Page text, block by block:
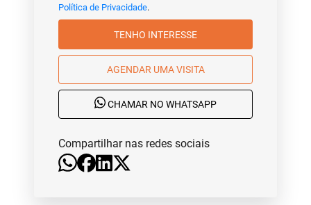
Política de Privacidade.
TENHO INTERESSE
AGENDAR UMA VISITA
CHAMAR NO WHATSAPP
Compartilhar nas redes sociais